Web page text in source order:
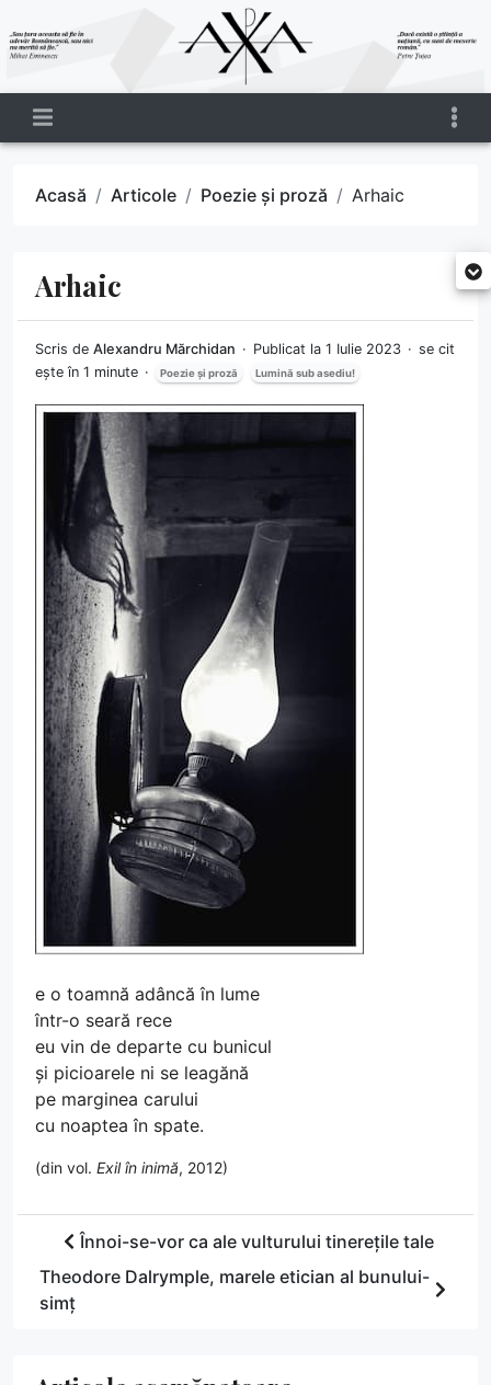
Acasă Articole Poezie și proză Arhaic
Arhaic
Scris de Alexandru Mărchidan Publicat la 1 Iulie 2023
se cit
ește în 1 minute
Poezie și proză Lumină sub asediu!
e o toamnă adâncă în lume
într-o seară rece
eu vin de departe cu bunicul
și picioarele ni se leagănă
pe marginea carului
cu noaptea în spate.
(din vol. Exil în inimă, 2012)
Înnoi-se-vor ca ale vulturului tinerețile tale
Theodore Dalrymple, marele etician al bunului-
simț